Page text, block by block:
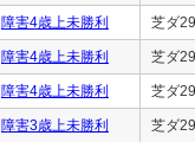
障害4歳上未勝利 芝ダ
障害4歳上未勝利 芝ダ
障害4歳上未勝利 芝ダ
障害3歳上未勝利 芝ダ